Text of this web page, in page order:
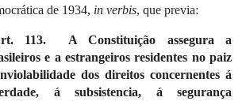
de 1934, in verbis, que previa:
113.
A Constituição assegura a
e a estrangeiros residentes no paiz
dos direitos concernentes á
á subsistencia, á segurança